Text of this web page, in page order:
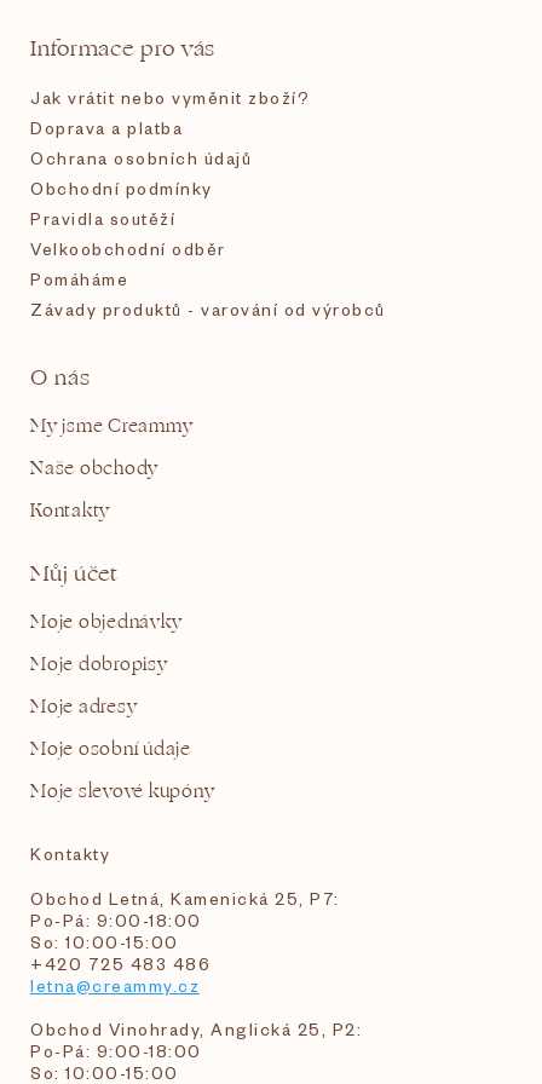
Informace pro vás
Jak vrátit nebo vyměnit zboží?
Doprava a platba
Ochrana osobních údajů
Obchodní podmínky
Pravidla soutěží
Velkoobchodní odběr
Pomáháme
Závady produktů - varování od výrobců
O nás
My jsme Creammy
Naše obchody
Kontakty
Můj účet
Moje objednávky
Moje dobropisy
Moje adresy
Moje osobní údaje
Moje slevové kupóny
Kontakty
Obchod Letná, Kamenická 25, P7:
Po-Pá: 9:00-18:00
So: 10:00-15:00
+420 725 483 486
letna@creammy.cz
Obchod Vinohrady, Anglická 25, P2:
Po-Pá: 9:00-18:00
So: 10:00-15:00